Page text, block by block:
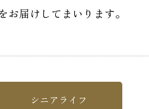
届けしてまいります。
シニアライフ